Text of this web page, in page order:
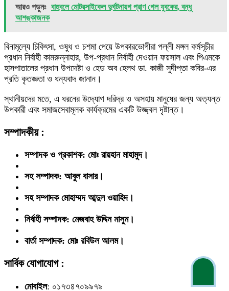
আরও পড়ুনঃ বাহুবলে মোটরসাইকেল দুর্ঘটনায়গ প্রাণ গেল যুবকের, বন্ধু
আশঙ্কাজনক
বিনামূল্যে চিকিৎসা, ওষুধ ও চশমা পেয়ে উপকারভোগীরা পল্লী মঙ্গল কর্মসূচীর
প্রধান নির্বাহী কামরুন্নাহার, উপ-প্রধান নির্বাহী দেওয়ান ফয়সাল এবং পিএমকে
হাসপাতালের প্রধান উপদেষ্টা ও হেড অব হেলথ ডা. কাজী সুদীপ্তা কবির-এর
প্রতি কৃতজ্ঞতা ও ধন্যবাদ জানান।
স্থানীয়দের মতে, এ ধরনের উদ্যোগ দরিদ্র ও অসহায় মানুষের জন্য অত্যন্ত
উপকারী এবং সমাজসেবামূলক কার্যক্রমের একটি উজ্জ্বল দৃষ্টান্ত।
সম্পাদকীয় :
সম্পাদক ও প্রকাশক: মোঃ রায়হান মাহামুদ।
সহ সম্পাদক: আবুল বাসার।
সহ সম্পাদক মোহাম্মদ আব্দুল ওয়াহিদ।
নির্বাহী সম্পাদক: মেজবাহ উদ্দিন মাসুম।
বার্তা সম্পাদক: মোঃ রবিউল আলম।
সার্বিক যোগাযোগ :
মোবাইল: ০১৭৩৪৭০৯৯৭৯